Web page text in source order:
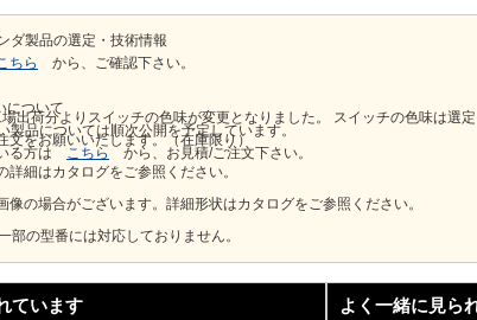
ダ製品の選定・技術情報
ちら から、ご確認下さい。
について
製品については順次公開を予定しています。
る方は こちら から、お見積/ご注文下さい。
出荷分よりスイッチの色味が変更となりました。 スイッチの色味は選
文をお願いいたします。（在庫限り）
詳細はカタログをご参照ください。
像の場合がございます。詳細形状はカタログをご参照ください。
部の型番には対応しておりません。
ています よく一緒に見ら